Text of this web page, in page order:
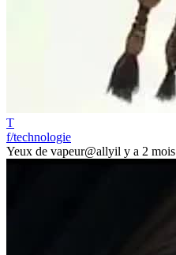
T
f/technologie
Yeux de vapeur@allyil y a 2 mois